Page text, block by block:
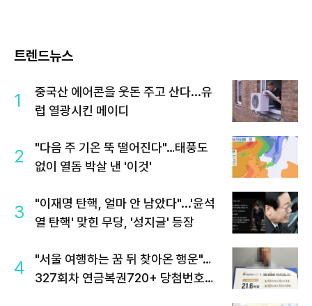
트렌드뉴스
1
중국산 에어콘을 웃돈 주고 산다...유
럽 열광시킨 메이디
2
"다음 주 기온 뚝 떨어진다"…태풍도
없이 열돔 박살 낸 '이것'
3
"이재명 탄핵, 얼마 안 남았다"...'윤석
열 탄핵' 맞힌 무당, '성지글' 등장
4
"서울 여행하는 꿈 뒤 찾아온 행운"…
327회차 연금복권720+ 당첨번호조